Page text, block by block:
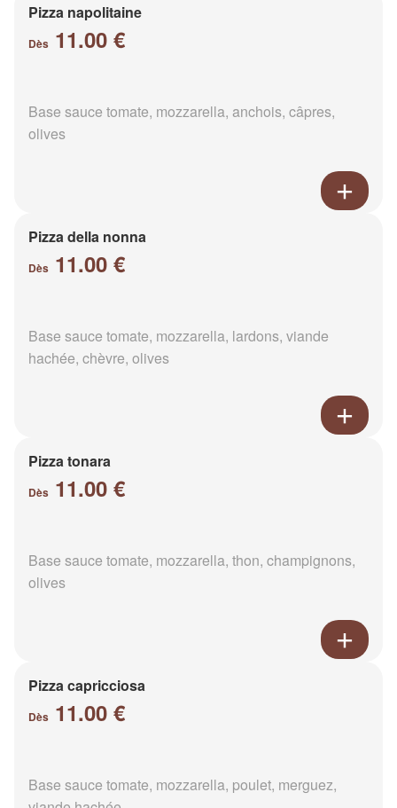
Pizza napolitaine
Dès 11.00 €
Base sauce tomate, mozzarella, anchois, câpres,
olives
Pizza della nonna
Dès 11.00 €
Base sauce tomate, mozzarella, lardons, viande
hachée, chèvre, olives
Pizza tonara
Dès 11.00 €
Base sauce tomate, mozzarella, thon, champignons,
olives
Pizza capricciosa
Dès 11.00 €
Base sauce tomate, mozzarella, poulet, merguez,